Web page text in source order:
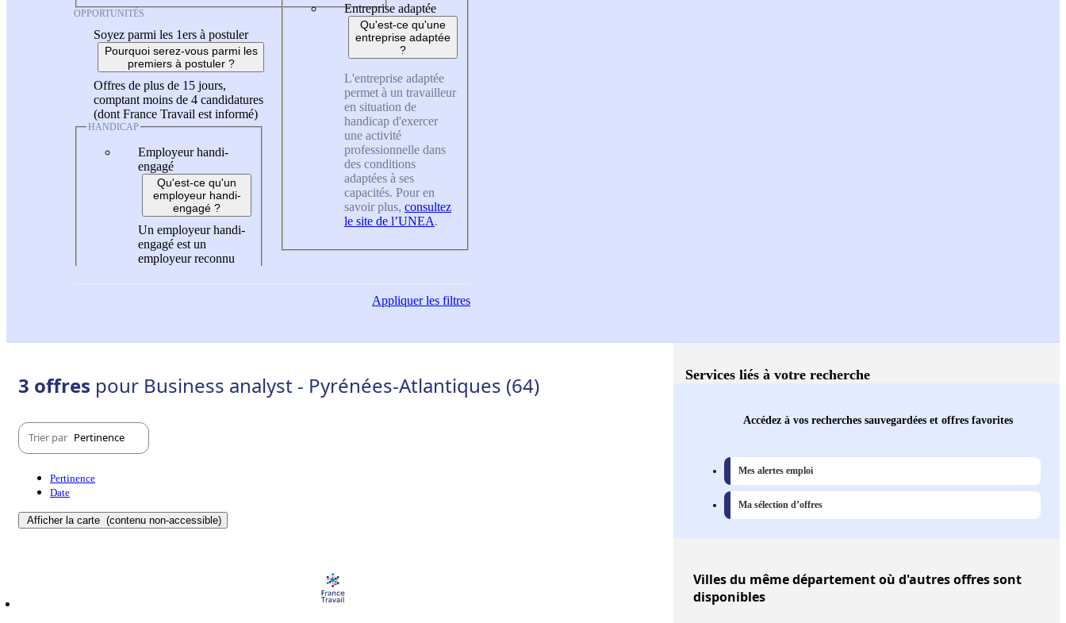
OPPORTUNITÉS
Soyez parmi les 1ers à postuler
Pourquoi serez-vous parmi les
premiers à postuler ?
Offres de plus de 15 jours,
comptant moins de 4 candidatures
(dont France Travail est informé)
HANDICAP
Employeur handi-
engagé
Qu'est-ce qu'un
employeur handi-
engagé ?
Un employeur handi-
engagé est un
employeur reconnu
Entreprise adaptée
Qu'est-ce qu'une
entreprise adaptée
?
L'entreprise adaptée
permet à un travailleur
en situation de
handicap d'exercer
une activité
professionnelle dans
des conditions
adaptées à ses
capacités. Pour en
savoir plus, consultez
le site de l’UNEA.
Appliquerles filtres
3 offres pour Business analyst - Pyrénées-Atlantiques (64)
Trier par Pertinence
Pertinence
Date
Afficher la carte (contenu non-accessible)
Services liés à votre recherche
Accédez à vos recherches sauvegardées et offres favorites
Mes alertes emploi
Ma sélection d’offres
Villesdu même département où d'autres offres sont
disponibles